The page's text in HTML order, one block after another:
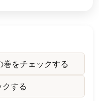
をチェックする
する